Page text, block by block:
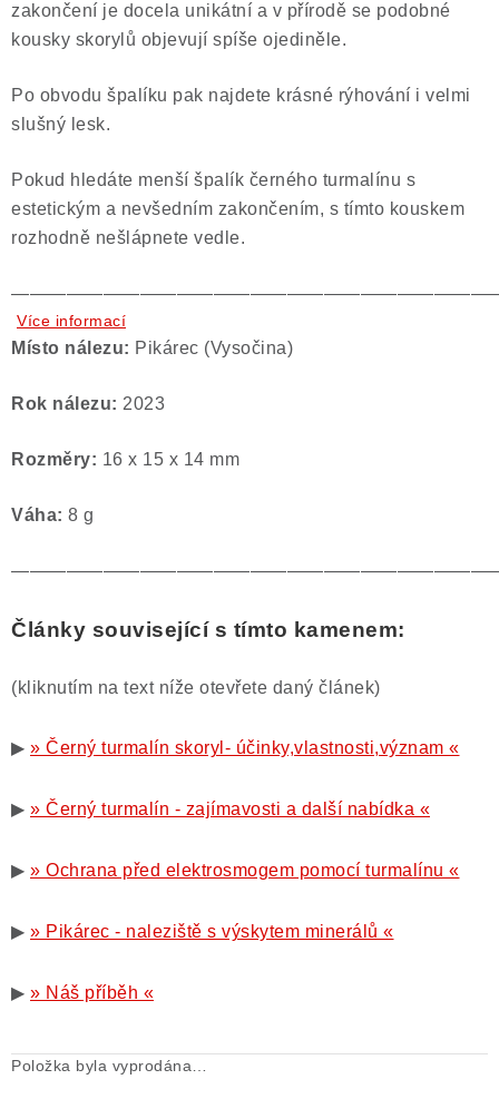
zakončení je docela unikátní a v přírodě se podobné
kousky skorylů objevují spíše ojediněle.
Po obvodu špalíku pak najdete krásné rýhování i velmi
slušný lesk.
Pokud hledáte menší špalík černého turmalínu s
estetickým a nevšedním zakončením, s tímto kouskem
rozhodně nešlápnete vedle.
Více informací
Místo nálezu: Pikárec (Vysočina)
Rok nálezu: 2023
Rozměry: 16 x 15 x 14 mm
Váha: 8 g
Články související s tímto kamenem:
(kliknutím na text níže otevřete daný článek)
▶ » Černý turmalín skoryl- účinky,vlastnosti,význam «
▶ » Černý turmalín - zajímavosti a další nabídka «
▶ » Ochrana před elektrosmogem pomocí turmalínu «
▶ » Pikárec - naleziště s výskytem minerálů «
▶ » Náš příběh «
Položka byla vyprodána…